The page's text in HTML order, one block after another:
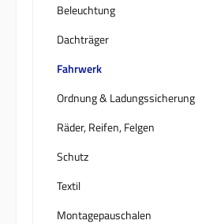
Beleuchtung
Dachträger
Fahrwerk
Ordnung & Ladungssicherung
Räder, Reifen, Felgen
Schutz
Textil
Montagepauschalen